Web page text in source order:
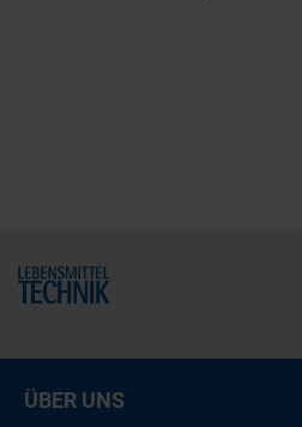
Home
ÜBER UNS